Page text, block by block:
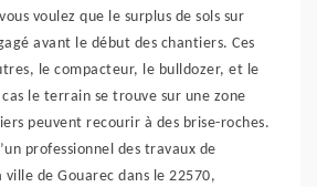
voulez que le surplus de sols sur
avant le début des chantiers. Ces
le compacteur, le bulldozer, et le
le terrain se trouve sur une zone
peuvent recourir à des brise-roches.
professionnel des travaux de
de Gouarec dans le 22570,